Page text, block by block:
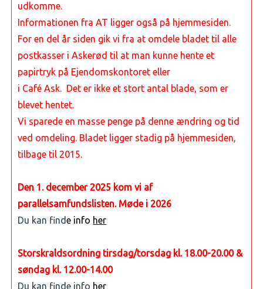
udkomme.
Informationen fra AT ligger også på hjemmesiden.
For en del år siden gik vi fra at omdele bladet til alle
postkasser i Askerød til at man kunne hente et
papirtryk på Ejendomskontoret eller
i Café Ask. Det er ikke et stort antal blade, som er
blevet hentet.
Vi sparede en masse penge på denne ændring og tid
ved omdeling. Bladet ligger stadig på hjemmesiden,
tilbage til 2015.
Den 1. december 2025 kom vi af
parallelsamfundslisten. Møde i 2026
Du kan finde info her
Storskraldsordning tirsdag/torsdag kl. 18.00-20.00 &
søndag kl. 12.00-14.00
Du kan finde info her